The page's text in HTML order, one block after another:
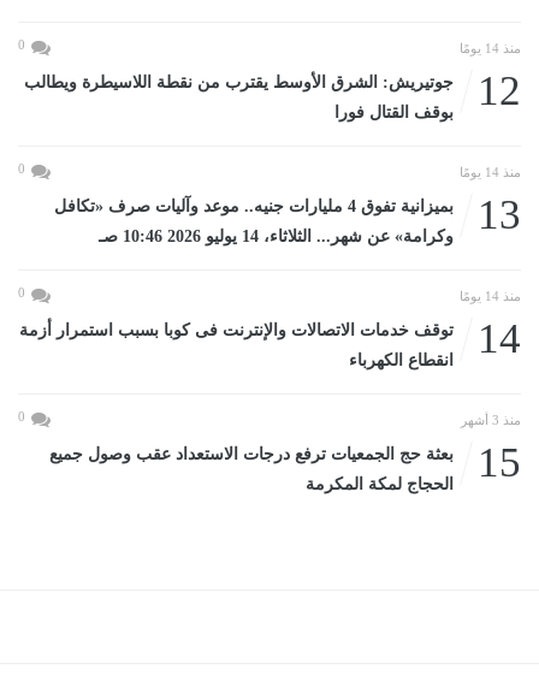
منذ 14 يومًا 0
12
جوتيريش: الشرق الأوسط يقترب من نقطة اللاسيطرة ويطالب
بوقف القتال فورا
منذ 14 يومًا 0
13
بميزانية تفوق 4 مليارات جنيه.. موعد وآليات صرف «تكافل
وكرامة» عن شهر... الثلاثاء، 14 يوليو 2026 10:46 صـ
منذ 14 يومًا 0
14
توقف خدمات الاتصالات والإنترنت فى كوبا بسبب استمرار أزمة
انقطاع الكهرباء
منذ 3 أشهر 0
15
بعثة حج الجمعيات ترفع درجات الاستعداد عقب وصول جميع
الحجاج لمكة المكرمة